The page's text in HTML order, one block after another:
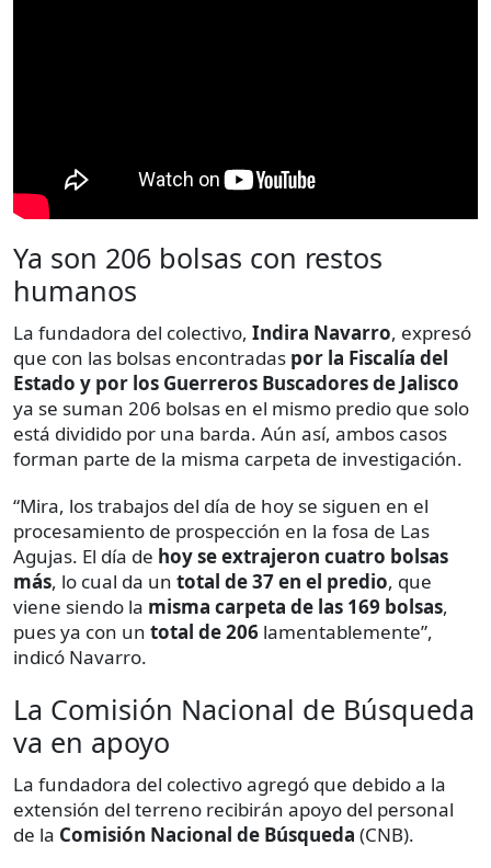
Ya son 206 bolsas con restos
humanos
La fundadora del colectivo, Indira Navarro, expresó
que con las bolsas encontradas por la Fiscalía del
Estado y por los Guerreros Buscadores de Jalisco
ya se suman 206 bolsas en el mismo predio que solo
está dividido por una barda. Aún así, ambos casos
forman parte de la misma carpeta de investigación.
“Mira, los trabajos del día de hoy se siguen en el
procesamiento de prospección en la fosa de Las
Agujas. El día de hoy se extrajeron cuatro bolsas
más, lo cual da un total de 37 en el predio, que
viene siendo la misma carpeta de las 169 bolsas,
pues ya con un total de 206 lamentablemente”,
indicó Navarro.
La Comisión Nacional de Búsqueda
va en apoyo
La fundadora del colectivo agregó que debido a la
extensión del terreno recibirán apoyo del personal
de la Comisión Nacional de Búsqueda (CNB).